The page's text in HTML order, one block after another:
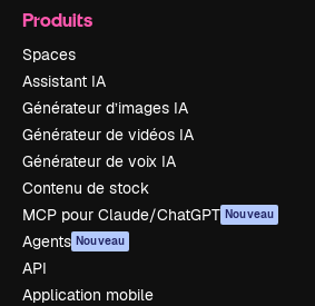
Produits
Spaces
Assistant IA
Générateur d’images IA
Générateur de vidéos IA
Générateur de voix IA
Contenu de stock
MCP pour Claude/ChatGPT Nouveau
Agents Nouveau
API
Application mobile